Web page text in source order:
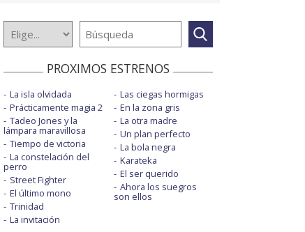
PROXIMOS ESTRENOS
La isla olvidada
Prácticamente magia 2
Tadeo Jones y la
lámpara maravillosa
Tiempo de victoria
La constelación del
perro
Street Fighter
El último mono
Trinidad
La invitación
Las ciegas hormigas
En la zona gris
La otra madre
Un plan perfecto
La bola negra
Karateka
El ser querido
Ahora los suegros
son ellos